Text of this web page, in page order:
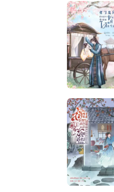
แข็ง
เล่ม
1
เยว่
เกิด
มา
เพื่อ
พลิก
ชะตา
ตระ
กูล
หรง
คืน
อีก
ครา
ข้า
ขอ
เกี้ยว
พา
ท่าน